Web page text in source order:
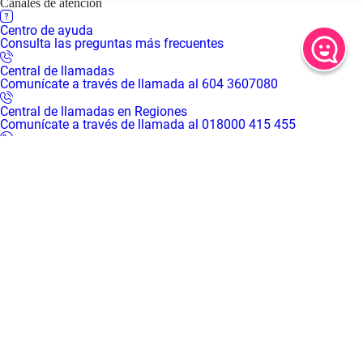
Canales de atención
Centro de ayuda
Consulta las preguntas más frecuentes
Central de llamadas
Comunícate a través de llamada al 604 3607080
Central de llamadas en Regiones
Comunícate a través de llamada al 018000 415 455